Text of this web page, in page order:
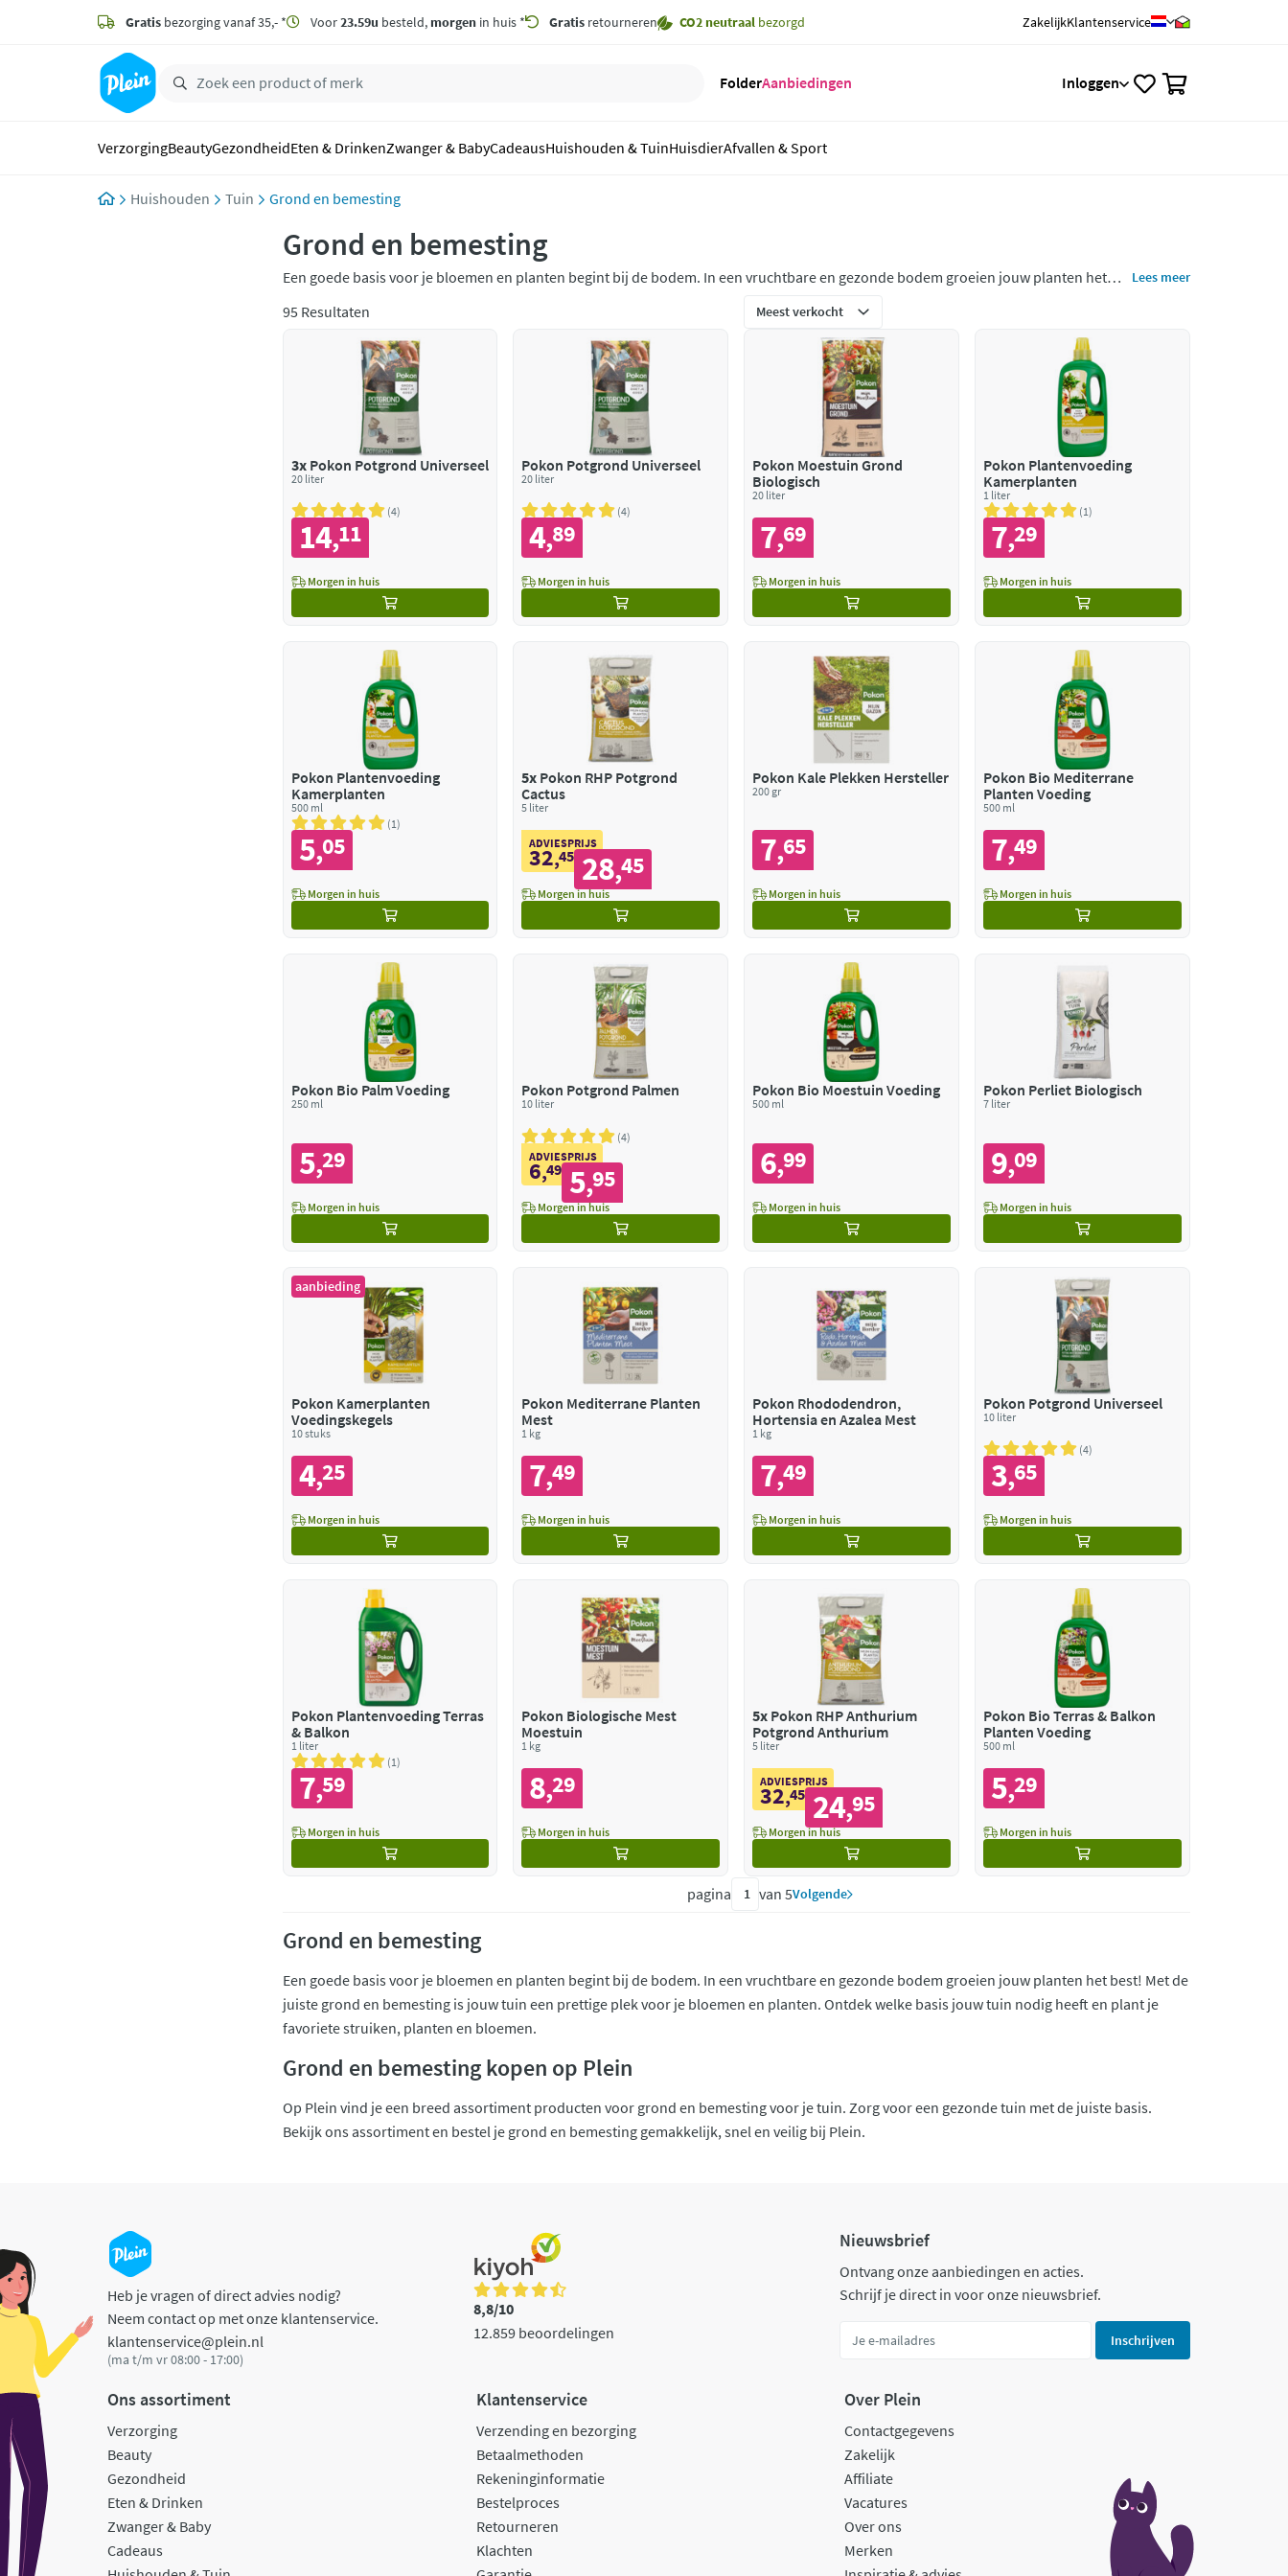
zoeken
hoofdinhoud
Gratis bezorging vanaf 35,- * Voor23.59u besteld, morgen in huis * Gratis retourneren CO2 neutraal bezorgd ZakelijkKlantenservice
FolderAanbiedingen Inloggen
VerzorgingBeautyGezondheidEten & DrinkenZwanger & BabyCadeausHuishouden & TuinHuisdierAfvallen & Sport
Huishouden Tuin Grond en bemesting
Grond en bemesting
Een goede basis voor je bloemen en planten begint bij de bodem. In een vruchtbare en gezonde bodem groeien jouw planten het
Lees meer
95 Resultaten
3xPokon Potgrond Universeel
20 liter
4
14,11
Morgen in huis
Pokon Potgrond Universeel
20 liter
4
4,89
Morgen in huis
Pokon Moestuin Grond
Biologisch
20 liter
7,69
Morgen in huis
Pokon Plantenvoeding
Kamerplanten
1 liter
1
7,29
Morgen in huis
Pokon Plantenvoeding
Kamerplanten
500 ml
1
5,05
Morgen in huis
5x Pokon RHP Potgrond
Cactus
5 liter
ADVIESPRIJS
32,45 28,45
Morgen in huis
Pokon Kale Plekken Hersteller
200 gr
7,65
Morgen in huis
Pokon Bio Mediterrane
Planten Voeding
500 ml
7,49
Morgen in huis
Pokon Bio Palm Voeding
250 ml
5,29
Morgen in huis
Pokon Potgrond Palmen
10 liter
4
ADVIESPRIJS
6,49 5,95
Morgen in huis
Pokon Bio Moestuin Voeding
500 ml
6,99
Morgen in huis
Pokon Perliet Biologisch
7 liter
9,09
Morgen in huis
aanbieding
Pokon Kamerplanten
Voedingskegels
10 stuks
4,25
Morgen in huis
Pokon Mediterrane Planten
Mest
1 kg
7,49
Morgen in huis
Pokon Rhododendron,
Hortensia en Azalea Mest
1 kg
7,49
Morgen in huis
Pokon Potgrond Universeel
10 liter
4
3,65
Morgen in huis
Pokon Plantenvoeding Terras
& Balkon
1 liter
1
7,59
Morgen in huis
Pokon Biologische Mest
Moestuin
1 kg
8,29
Morgen in huis
5x Pokon RHP Anthurium
Potgrond Anthurium
5 liter
ADVIESPRIJS
32,45 24,95
Morgen in huis
Pokon Bio Terras & Balkon
Planten Voeding
500 ml
5,29
Morgen in huis
pagina van 5Volgende
Grond en bemesting
Een goede basis voor je bloemen en planten begint bij de bodem. In een vruchtbare en gezonde bodem groeien jouw planten het best! Met de
juiste grond en bemesting is jouw tuin een prettige plek voor je bloemen en planten. Ontdek welke basis jouw tuin nodig heeft en plant je
favoriete struiken, planten en bloemen.
Grond en bemesting kopen op Plein
Op Plein vind je een breed assortiment producten voor grond en bemesting voor je tuin. Zorg voor een gezonde tuin met de juiste basis.
Bekijk ons assortiment en bestel je grond en bemesting gemakkelijk, snel en veilig bij Plein.
Heb je vragen of direct advies nodig?
Neem contact op met onze klantenservice.
klantenservice@plein.nl
(ma t/m vr 08:00 - 17:00)
8,8/10
12.859 beoordelingen
Nieuwsbrief
Ontvang onze aanbiedingen en acties.
Schrijf je direct in voor onze nieuwsbrief.
Inschrijven
Ons assortiment
Verzorging
Beauty
Gezondheid
Eten & Drinken
Zwanger & Baby
Cadeaus
Klantenservice
Verzending en bezorging
Betaalmethoden
Rekeninginformatie
Bestelproces
Retourneren
Klachten
Over Plein
Contactgegevens
Zakelijk
Affiliate
Vacatures
Over ons
Merken